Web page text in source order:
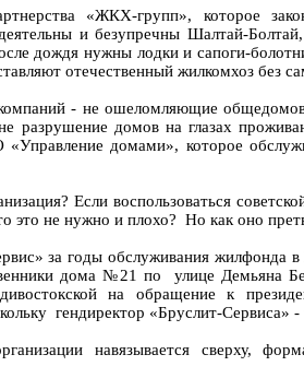
«ЖКХ-групп», которое
и безупречны Шалтай-
дождя нужны лодки и сапоги-
отечественный жилкомхоз без
- не ошеломляющие
не разрушение домов на глазах
домами», которое
Если воспользоваться
это не нужно и плохо? Но как оно
за годы обслуживания жилфонда
дома №21 по улице Демьяна
на обращение к
гендиректор «Бруслит-Сервиса»
навязывается сверху,